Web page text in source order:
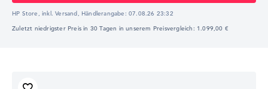
HP Store, inkl. Versand, Händlerangabe:07.08.26 23:32
Zuletzt niedrigster Preis in 30 Tagen in unserem Preisvergleich: 1.099,00 €